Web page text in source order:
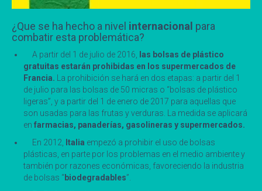
¿Que se ha hecho a nivel internacional para
combatir esta problemática?
A partir del 1 de julio de 2016, las bolsas de plástico
gratuitas estarán prohibidas en los supermercados de
Francia. La prohibición se hará en dos etapas: a partir del 1
de julio para las bolsas de 50 micras o “bolsas de plástico
ligeras”, y a partir del 1 de enero de 2017 para aquellas que
son usadas para las frutas y verduras. La medida se aplicará
en farmacias, panaderías, gasolineras y supermercados.
En 2012, Italia empezó a prohibir el uso de bolsas
plásticas, en parte por los problemas en el medio ambiente y
también por razones económicas, favoreciendo la industria
de bolsas “biodegradables”.